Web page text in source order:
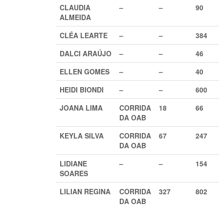
CLAUDIA
ALMEIDA
– – 90
CLÉA LEARTE – –
384
DALCI ARAÚJO
– –
46
ELLEN GOMES
– –
40
HEIDI BIONDI
– –
600
JOANA LIMA
CORRIDA
DA OAB
18 66
KEYLA SILVA
CORRIDA
DA OAB
67 247
LIDIANE
SOARES
– – 154
LILIAN REGINA
CORRIDA
DA OAB
327 802